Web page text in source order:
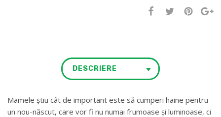
DESCRIERE
Mamele știu cât de important este să cumperi haine pentru
un nou-născut, care vor fi nu numai frumoase și luminoase, ci